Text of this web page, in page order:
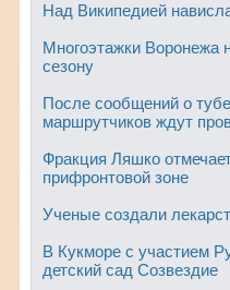
Над Википедией
Многоэтажки Воронежа
сезону
После сообщений о
маршрутчиков ждут
Фракция Ляшко
прифронтовой зоне
Ученые создали
В Кукморе с участием
детский сад Созвездие